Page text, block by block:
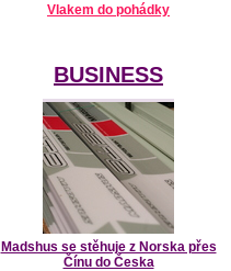
Vlakem do pohádky
BUSINESS
Madshus se stěhuje z Norska přes
Čínu do Česka